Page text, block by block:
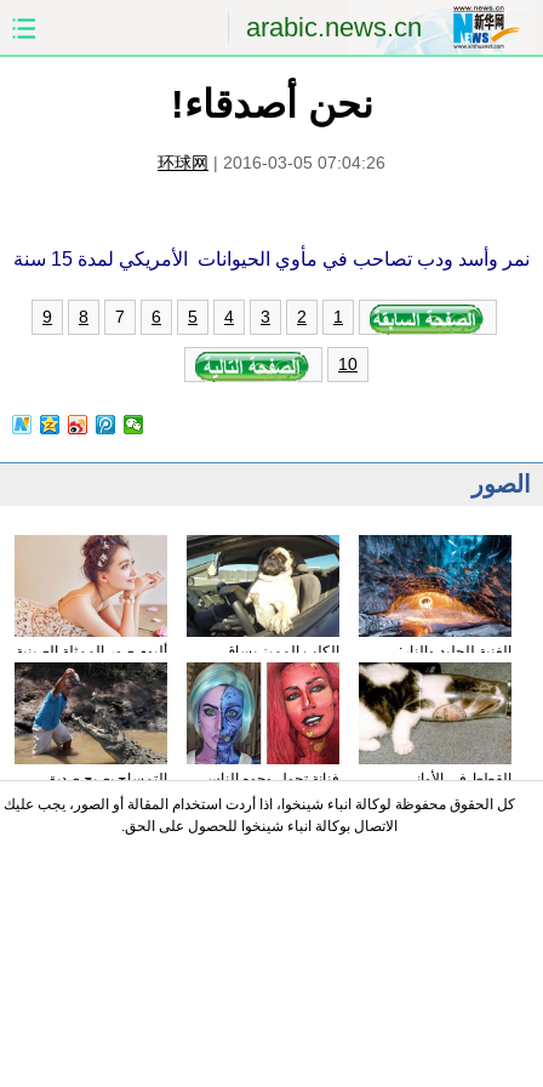
arabic.news.cn
الصفحة الأولى
الشرق الأوسط العالم
السياحة والبيئة
نحن أصدقاء!
环球网 | 2016-03-05 07:04:26
نمر وأسد ودب تصاحب في مأوي الحيوانات الأمريكي لمدة 15 سنة
1
2
3
4
5
6
7
8
9
10
الصور
ألبوم صور الممثلة الصينية
سون تشيان
الكلب المميز يساق
السيارات
الغنية للجليد والنار:
المصور يلتقط صورا في
الأنهار الجليدية
التمساح يصبح صديق
الناس في كوستا ريكا
فنانة تحول وجوه الناس
إلى الشخصيات الكرتونية
باستخدام الماكياج
القطط في الأواني
الزجاجية
كل الحقوق محفوظة لوكالة انباء شينخوا، اذا أردت استخدام المقالة أو الصور، يجب عليك
الاتصال بوكالة انباء شينخوا للحصول على الحق.